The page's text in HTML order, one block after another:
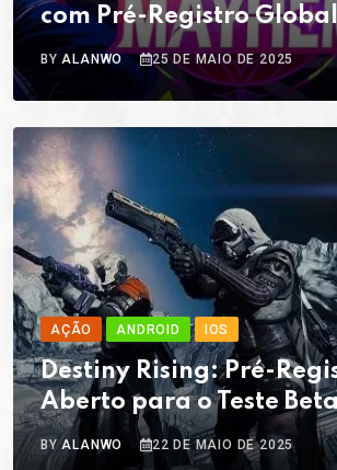
com Pré-Registro
BYALANWO 25 DE MAIO DE 2025
AÇÃO ANDROID IOS
Destiny Rising: Pré-
Aberto para o Teste
BYALANWO 22 DE MAIO DE 2025